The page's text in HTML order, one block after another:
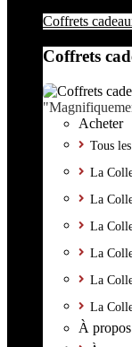
Coffrets
Coffrets
Acheter
Tous
La
La
La
La
La
La
À propos